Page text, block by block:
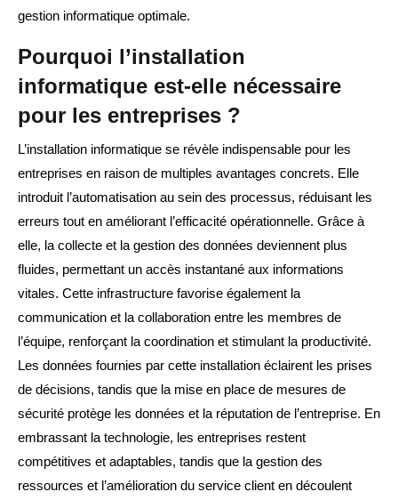
gestion informatique optimale.
Pourquoi l’installation
informatique est-elle nécessaire
pour les entreprises ?
L’installation informatique se révèle indispensable pour les
entreprises en raison de multiples avantages concrets. Elle
introduit l’automatisation au sein des processus, réduisant les
erreurs tout en améliorant l’efficacité opérationnelle. Grâce à
elle, la collecte et la gestion des données deviennent plus
fluides, permettant un accès instantané aux informations
vitales. Cette infrastructure favorise également la
communication et la collaboration entre les membres de
l’équipe, renforçant la coordination et stimulant la productivité.
Les données fournies par cette installation éclairent les prises
de décisions, tandis que la mise en place de mesures de
sécurité protège les données et la réputation de l’entreprise. En
embrassant la technologie, les entreprises restent
compétitives et adaptables, tandis que la gestion des
ressources et l’amélioration du service client en découlent